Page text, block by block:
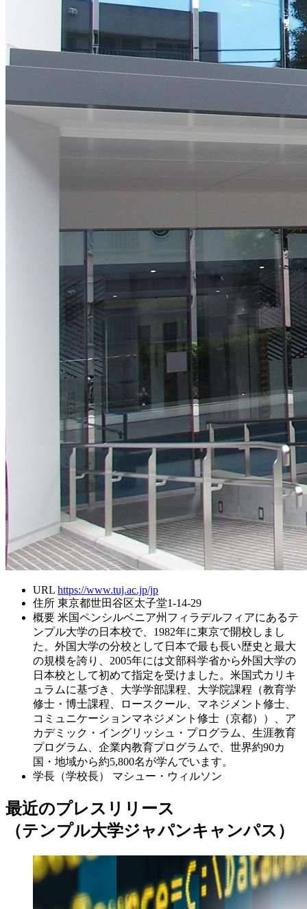
URL https://www.tuj.ac.jp/jp
住所 東京都世田谷区太子堂1-14-29
概要 米国ペンシルベニア州フィラデルフィアにあるテ
ンプル大学の日本校で、1982年に東京で開校しまし
た。外国大学の分校として日本で最も長い歴史と最大
の規模を誇り、2005年には文部科学省から外国大学の
日本校として初めて指定を受けました。米国式カリキ
ュラムに基づき、大学学部課程、大学院課程（教育学
修士・博士課程、ロースクール、マネジメント修士、
コミュニケーションマネジメント修士（京都））、ア
カデミック・イングリッシュ・プログラム、生涯教育
プログラム、企業内教育プログラムで、世界約90カ
国・地域から約5,800名が学んでいます。
学長（学校長）
マシュー・ウィルソン
最近のプレスリリース
（テンプル大学ジャパンキャンパス）